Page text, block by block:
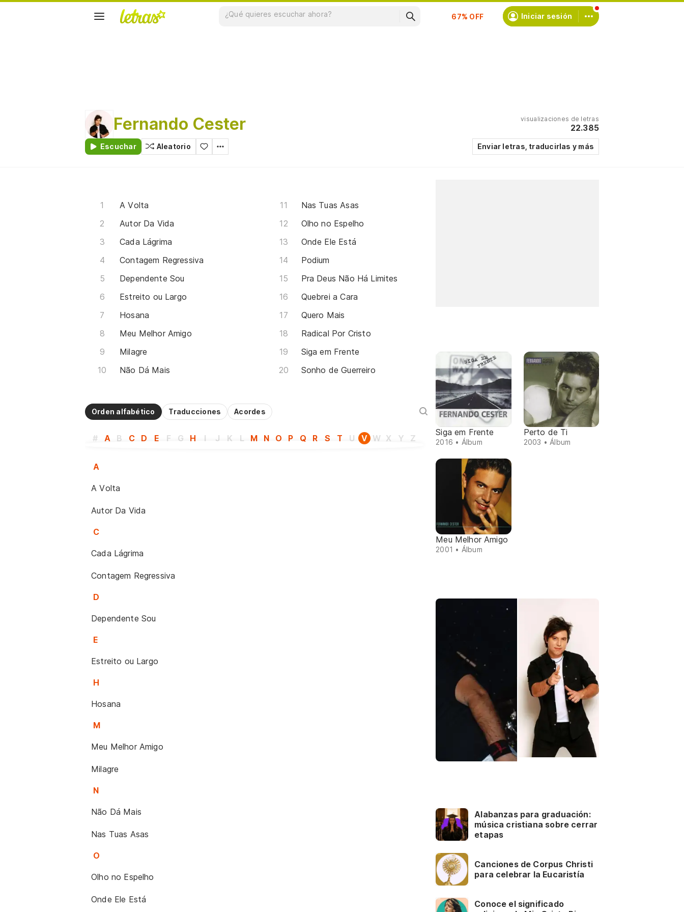
Suscríbete Iniciar sesión
Fernando Cester
Escuchar Aleatorio
visualizaciones de letras
22.385
Enviar letras, traducirlas y más
A Volta
Autor Da Vida
Cada Lágrima
Contagem Regressiva
Dependente Sou
Estreito ou Largo
Hosana
Meu Melhor Amigo
Milagre
Não Dá Mais
Nas Tuas Asas
Olho no Espelho
Onde Ele Está
Podium
Pra Deus Não Há Limites
Quebrei a Cara
Quero Mais
Radical Por Cristo
Siga em Frente
Sonho de Guerreiro
Orden alfabético Traducciones Acordes
# A B C D E F G H I J K L M N O P Q R S T U V W X Y Z
A
A Volta
Autor Da Vida
C
Cada Lágrima
Contagem Regressiva
D
Dependente Sou
E
Estreito ou Largo
H
Hosana
M
Meu Melhor Amigo
Milagre
N
Não Dá Mais
Nas Tuas Asas
O
Olho no Espelho
Onde Ele Está
Siga em Frente
2016 • Álbum
Perto de Ti
2003 • Álbum
Meu Melhor Amigo
2001 • Álbum
Alabanzas para graduación:
música cristiana sobre cerrar
etapas
Canciones de Corpus Christi
para celebrar la Eucaristía
Conoce el significado